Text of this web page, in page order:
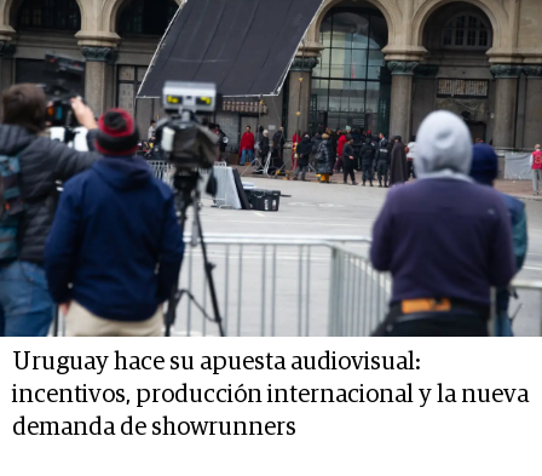
Uruguay hace su apuesta audiovisual:
incentivos, producción internacional y la nueva
demanda de showrunners